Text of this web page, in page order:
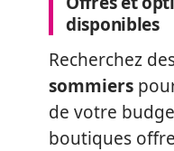
disponibles
Recherchez
sommiers
de votre
boutiques